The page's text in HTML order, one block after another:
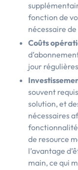
fonction de
nécessaire
Coûts
jour
souvent
solution, et
nécessaires
de resource
l’avantage
main, ce qui